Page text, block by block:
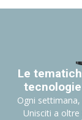
Le
Ogni
Unisciti a